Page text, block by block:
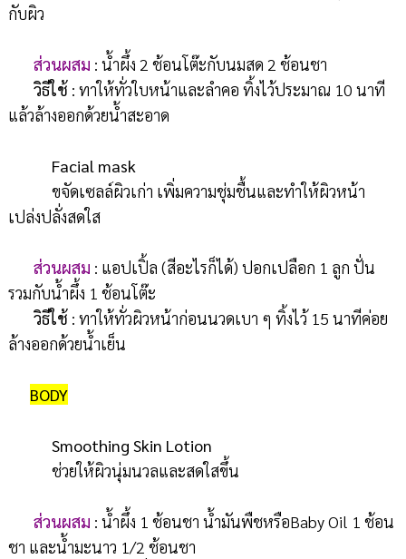
กับผิว
ส่วนผสม : น้ำผึ้ง 2 ช้อนโต๊ะกับนมสด 2 ช้อนชา
วิธีใช้ : ทาให้ทั่วใบหน้าและลำคอ ทิ้งไว้ประมาณ 10 นาที
แล้วล้างออกด้วยน้ำสะอาด
Facial mask
ขจัดเซลล์ผิวเก่า เพิ่มความชุ่มชื้นและทำให้ผิวหน้า
เปล่งปลั่งสดใส
ส่วนผสม : แอปเปิ้ล (สีอะไรก็ได้) ปอกเปลือก 1 ลูก ปั่น
รวมกับน้ำผึ้ง 1 ช้อนโต๊ะ
วิธีใช้ : ทาให้ทั่วผิวหน้าก่อนนวดเบา ๆ ทิ้งไว้ 15 นาทีค่อย
ล้างออกด้วยน้ำเย็น
BODY
Smoothing Skin Lotion
ช่วยให้ผิวนุ่มนวลและสดใสขึ้น
ส่วนผสม : น้ำผึ้ง 1 ช้อนชา น้ำมันพืชหรือBaby Oil 1 ช้อน
ชา และน้ำมะนาว 1/2 ช้อนชา